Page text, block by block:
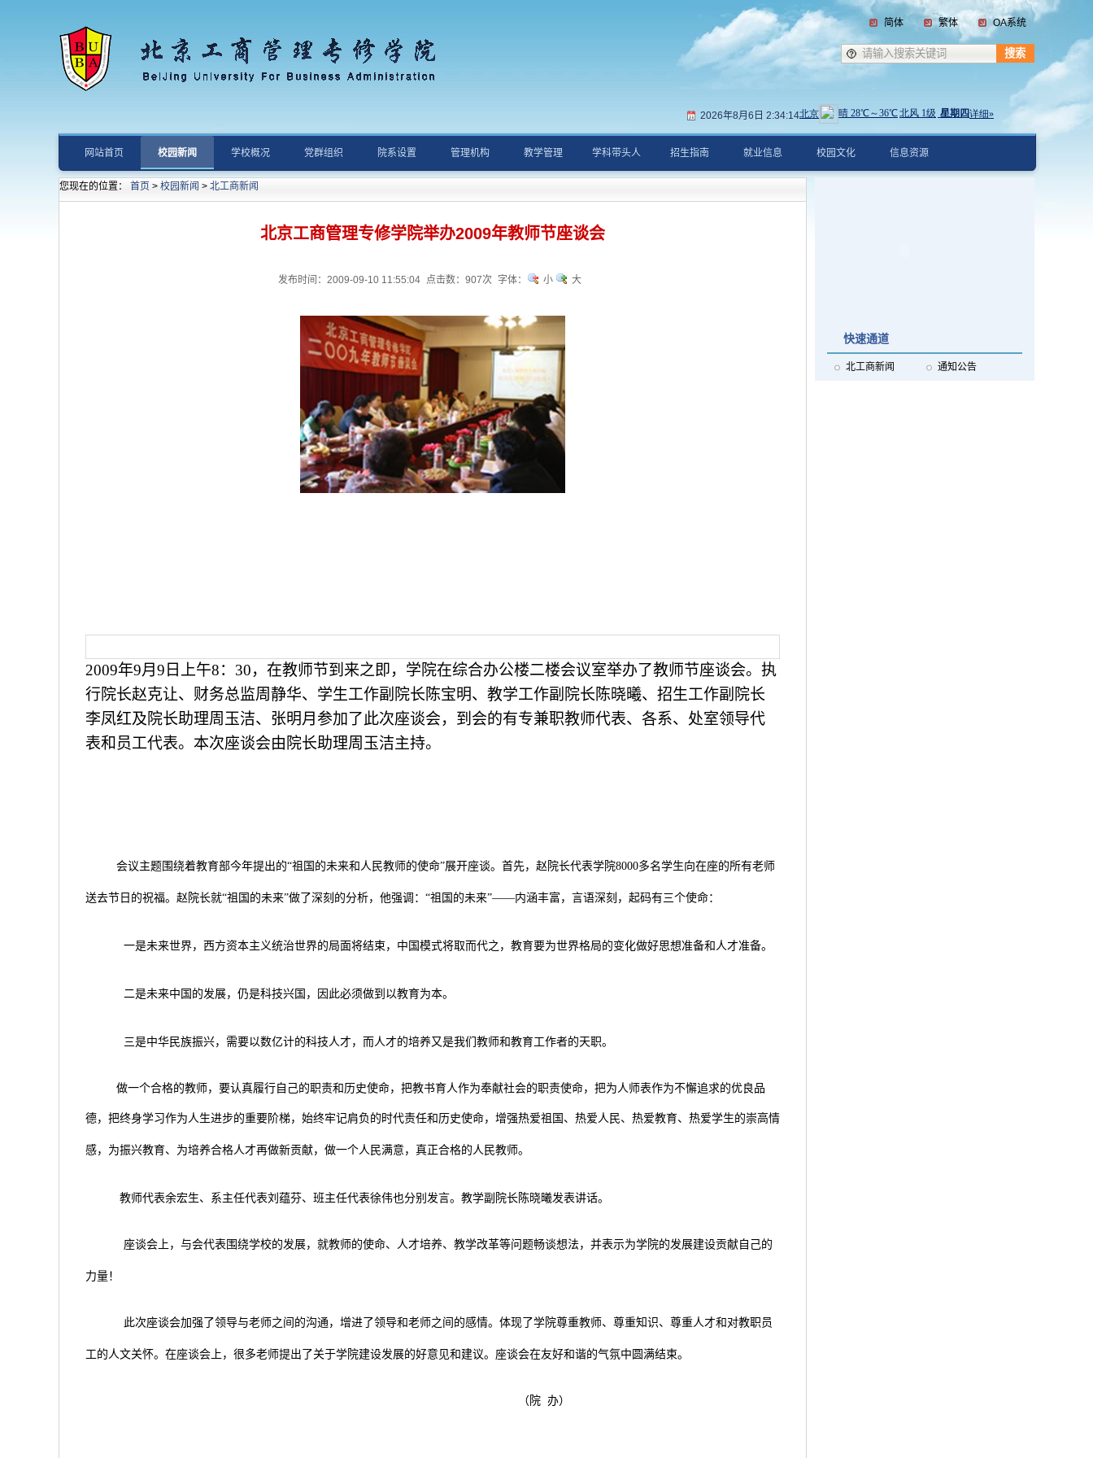
简体 繁体 OA系统
2026年8月6日 2:34:15
网站首页 校园新闻 学校概况 党群组织 院系设置 管理机构 教学管理 学科带头人 招生指南 就业信息 校园文化 信息资源
快速通道
北工商新闻 通知公告
您现在的位置： 首页 > 校园新闻 > 北工商新闻
北京工商管理专修学院举办2009年教师节座谈会
发布时间：2009-09-10 11:55:04 点击数： 907次 字体： 小 大
2009年9月9日上午8：30，在教师节到来之即，学院在综合办公楼二楼会议室举办了教师节座谈会。执
行院长赵克让、财务总监周静华、学生工作副院长陈宝明、教学工作副院长陈晓曦、招生工作副院长
李凤红及院长助理周玉洁、张明月参加了此次座谈会，到会的有专兼职教师代表、各系、处室领导代
表和员工代表。本次座谈会由院长助理周玉洁主持。
会议主题围绕着教育部今年提出的“祖国的未来和人民教师的使命”展开座谈。首先，赵院长代表学院8000多名学生向在座的所有老师
送去节日的祝福。赵院长就“祖国的未来”做了深刻的分析，他强调：“祖国的未来”——内涵丰富，言语深刻，起码有三个使命：
一是未来世界，西方资本主义统治世界的局面将结束，中国模式将取而代之，教育要为世界格局的变化做好思想准备和人才准备。
二是未来中国的发展，仍是科技兴国，因此必须做到以教育为本。
三是中华民族振兴，需要以数亿计的科技人才，而人才的培养又是我们教师和教育工作者的天职。
做一个合格的教师，要认真履行自己的职责和历史使命，把教书育人作为奉献社会的职责使命，把为人师表作为不懈追求的优良品
德，把终身学习作为人生进步的重要阶梯，始终牢记肩负的时代责任和历史使命，增强热爱祖国、热爱人民、热爱教育、热爱学生的崇高情
感，为振兴教育、为培养合格人才再做新贡献，做一个人民满意，真正合格的人民教师。
教师代表余宏生、系主任代表刘蕴芬、班主任代表徐伟也分别发言。教学副院长陈晓曦发表讲话。
座谈会上，与会代表围绕学校的发展，就教师的使命、人才培养、教学改革等问题畅谈想法，并表示为学院的发展建设贡献自己的
力量！
此次座谈会加强了领导与老师之间的沟通，增进了领导和老师之间的感情。体现了学院尊重教师、尊重知识、尊重人才和对教职员
工的人文关怀。在座谈会上，很多老师提出了关于学院建设发展的好意见和建议。座谈会在友好和谐的气氛中圆满结束。
（院 办）